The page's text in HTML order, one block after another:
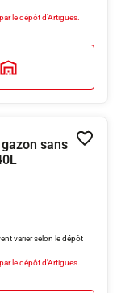
le dépôt d'Artigues.
sans
varier selon le dépôt
le dépôt d'Artigues.